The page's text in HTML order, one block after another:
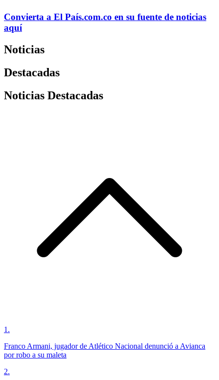
Convierta a El País.com.co en su fuente de noticias
aquí
Noticias
Destacadas
Noticias Destacadas
1 .
Franco Armani, jugador de Atlético Nacional denunció a Avianca
por robo a su maleta
2.